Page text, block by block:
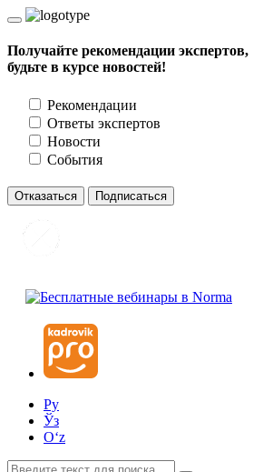
Получайте рекомендации экспертов,
будьте в курсе новостей!
Рекомендации
Ответы экспертов
Новости
События
Отказаться Подписаться
Ру
Ўз
Oʻz